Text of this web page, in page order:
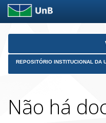
Skip
REPOSITÓRIO INSTITUCIONAL DA
Não há